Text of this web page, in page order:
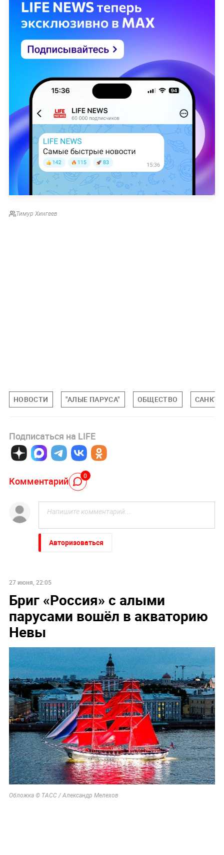
Тимур Хингеев
НОВОСТИ "АЛЫЕ ПАРУСА" ОБЩЕСТВО САНКТ-
Подписаться на LIFE
Комментарий 0
Авторизоваться
27 июня, 22:05
Бриг «Россия» с алыми
парусами вошёл в акваторию
Невы
Обложка © ТАСС / Александр Мелехов